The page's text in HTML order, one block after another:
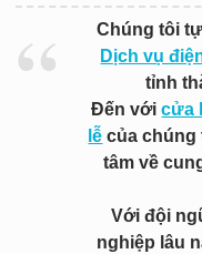
Chúng tôi
Dịch vụ
tỉnh
Đến vớicửa
lễ của chúng
tâm về
Với đội
nghiệp lâu